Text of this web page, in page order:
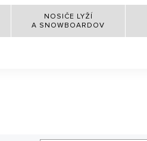
NOSIČE LYŽÍ
A SNOWBOARDOV